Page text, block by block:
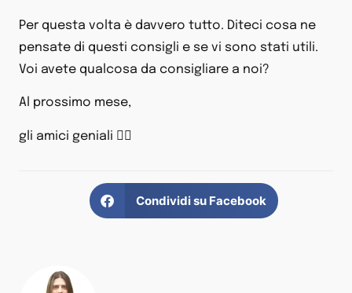
Per questa volta è davvero tutto. Diteci cosa ne
pensate di questi consigli e se vi sono stati utili.
Voi avete qualcosa da consigliare a noi?
Al prossimo mese,
gli amici geniali 🧞‍♂️
Condividi su Facebook